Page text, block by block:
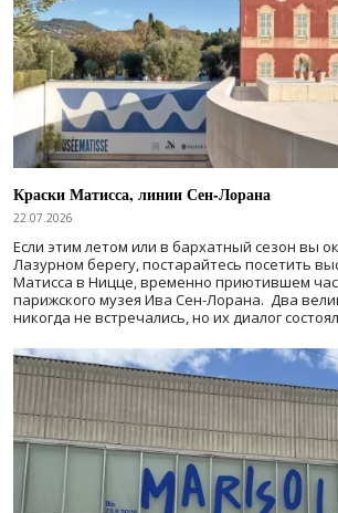
Краски Матисса, линии Сен-Лорана
22.07.2026
Если этим летом или в бархатный сезон вы
Лазурном берегу, постарайтесь посетить
Матисса в Ницце, временно приютившем
парижского музея Ива Сен-Лорана. Два
никогда не встречались, но их диалог